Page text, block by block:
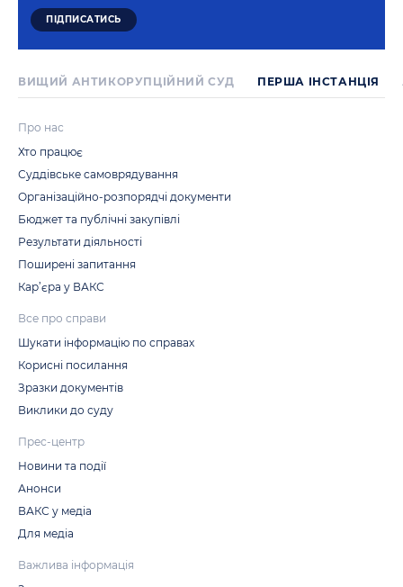
ВИЩИЙ АНТИКОРУПЦІЙНИЙ СУД ПЕРША IНСТАНЦIЯ
Про нас
Хто працює
Суддівське самоврядування
Організаційно-розпорядчі документи
Бюджет та публічні закупівлі
Результати діяльності
Поширені запитання
Кар’єра у ВАКС
Все про справи
Шукати інформацію по справах
Корисні посилання
Зразки документів
Виклики до суду
Прес-центр
Новини та події
Анонси
ВАКС у медіа
Для медіа
Важлива інформація